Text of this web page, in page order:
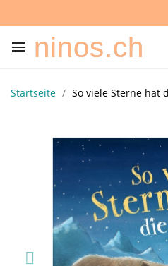
ninos.ch
Startseite So viele Sterne hat